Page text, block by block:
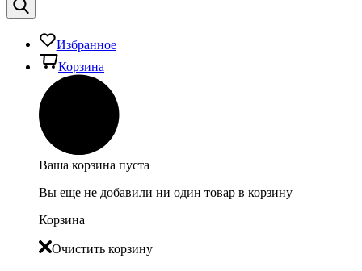
Избранное
Корзина
Ваша корзина пуста
Вы еще не добавили ни один товар в корзину
Корзина
Очистить корзину